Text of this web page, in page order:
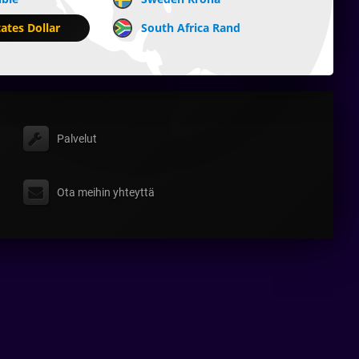
Dollar South Africa Rand
Palvelut
Ota meihin yhteyttä